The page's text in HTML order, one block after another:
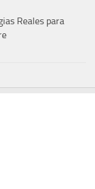
Reales para